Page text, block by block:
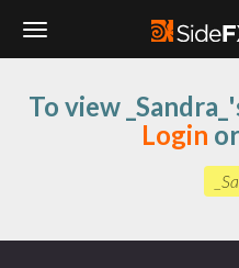
Navigation
To view
Login or